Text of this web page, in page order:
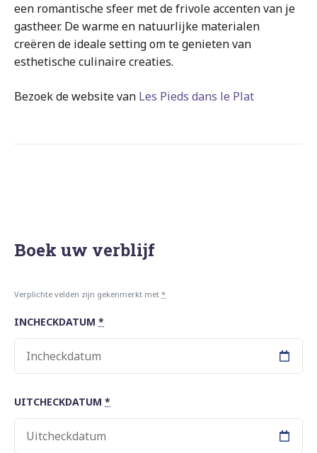
een romantische sfeer met de frivole accenten van je
gastheer. De warme en natuurlijke materialen
creëren de ideale setting om te genieten van
esthetische culinaire creaties.
Bezoek de website van Les Pieds dans le Plat
Boek uw verblijf
Verplichte velden zijn gekenmerkt met *
INCHECKDATUM *
UITCHECKDATUM *